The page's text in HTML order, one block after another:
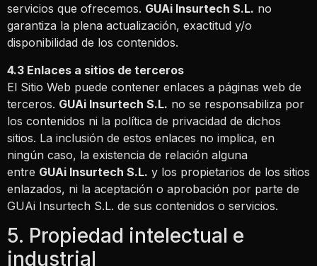
servicios que ofrecemos. GUAi Insurtech S.L. no
garantiza la plena actualización, exactitud y/o
disponibilidad de los contenidos.
4.3 Enlaces a sitios de terceros
El Sitio Web puede contener enlaces a páginas web de
terceros. GUAi Insurtech S.L. no se responsabiliza por
los contenidos ni la política de privacidad de dichos
sitios. La inclusión de estos enlaces no implica, en
ningún caso, la existencia de relación alguna
entre GUAi Insurtech S.L. y los propietarios de los sitios
enlazados, ni la aceptación o aprobación por parte de
GUAi Insurtech S.L. de sus contenidos o servicios.
5. Propiedad intelectual e
industrial